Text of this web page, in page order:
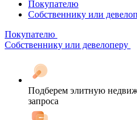
Покупателю
Собственнику или
Покупателю
Собственнику или девелоперу
Подберем элитную
запроса